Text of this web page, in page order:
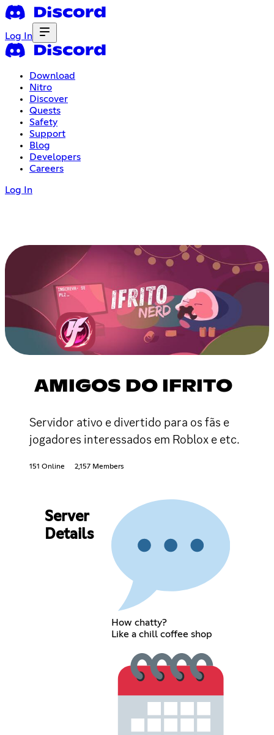
Log In
Download
Nitro
Discover
Quests
Safety
Support
Blog
Developers
Careers
Log In
AMIGOS DO IFRITO
Servidor ativo e divertido para os fãs e
jogadores interessados em Roblox e etc.
151 Online 2,157 Members
Server
Details
How chatty?
Like a chill coffee shop